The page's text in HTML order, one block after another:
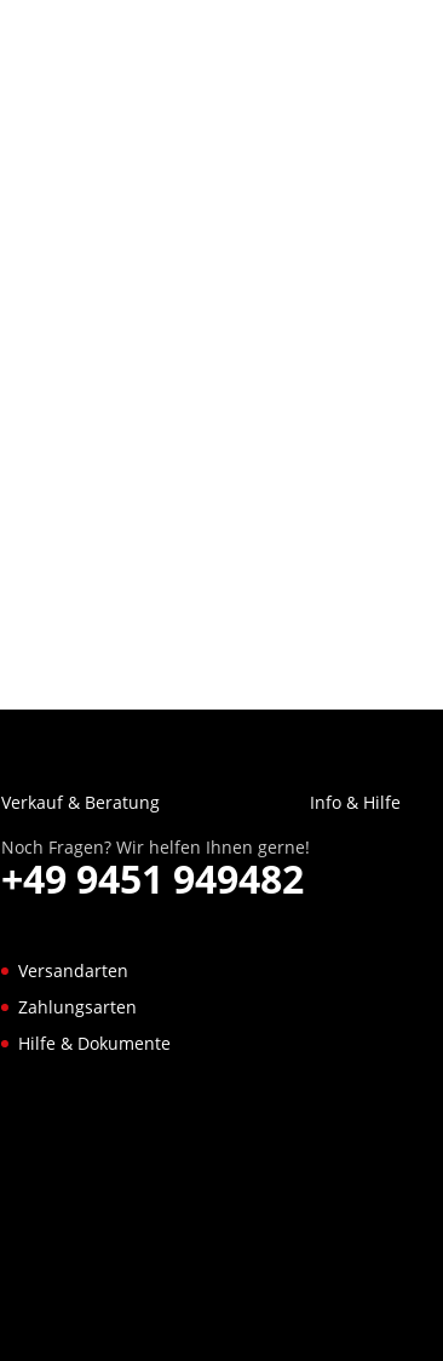
Verkauf & Beratung
Noch Fragen? Wir helfen Ihnen gerne!
+49 9451 949482
Info & Hilfe
Versandarten
Zahlungsarten
Hilfe & Dokumente